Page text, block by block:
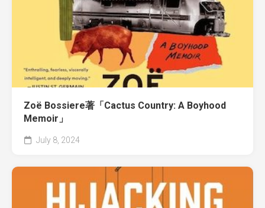
Zoë Bossiere著「Cactus Country: A Boyhood
Memoir」
July 8, 2024